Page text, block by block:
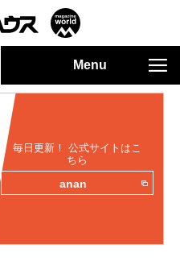
Menu
毎日更新！ 公式サイトはこ
ちら
anan